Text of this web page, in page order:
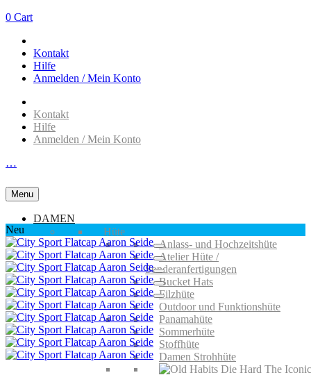
0 Cart
Kontakt
Hilfe
Anmelden / Mein Konto
Kontakt
Hilfe
Anmelden / Mein Konto
…
Menu
DAMEN
Hüte
Anlass- und Hochzeitshüte
Atelier Hüte /
Sonderanfertigungen
Bucket Hats
Filzhüte
Outdoor und Funktionshüte
Panamahüte
Sommerhüte
Stoffhüte
Damen Strohhüte
Neu